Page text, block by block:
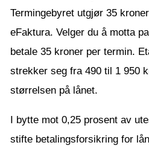
Termingebyret utgjør 35
eFaktura. Velger du å motta
betale 35 kroner per termin.
strekker seg fra 490 til 1 950
størrelsen på lånet.
I bytte mot 0,25 prosent av
stifte betalingsforsikring for